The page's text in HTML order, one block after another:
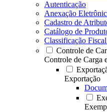
Autenticação
Anexação
Cadastro de
Catálogo de
Classificação
Controle de
Controle de Carga
Exportação